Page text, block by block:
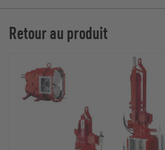
Retour au produit